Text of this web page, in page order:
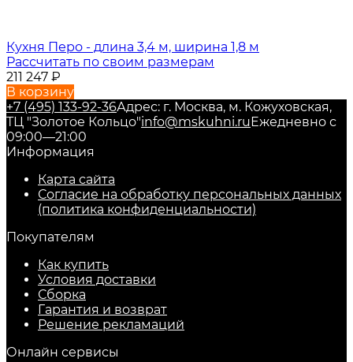
Кухня Перо - длина 3,4 м, ширина 1,8 м
Рассчитать по своим размерам
211 247 ₽
В корзину
+7 (495) 133-92-36Адрес: г. Москва, м. Кожуховская,
ТЦ "Золотое Кольцо"info@mskuhni.ruЕжедневно с
09:00—21:00
Информация
Карта сайта
Согласие на обработку персональных данных
(политика конфиденциальности)
Покупателям
Как купить
Условия доставки
Сборка
Гарантия и возврат
Решение рекламаций
Онлайн сервисы